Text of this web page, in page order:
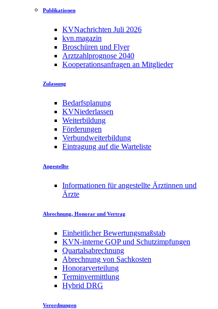
Publikationen
KVNachrichten Juli 2026
kvn.magazin
Broschüren und Flyer
Arztzahlprognose 2040
Kooperationsanfragen an Mitglieder
Zulassung
Bedarfsplanung
KVNiederlassen
Weiterbildung
Förderungen
Verbundweiterbildung
Eintragung auf die Warteliste
Angestellte
Informationen für angestellte Ärztinnen und
Ärzte
Abrechnung, Honorar und Vertrag
Einheitlicher Bewertungsmaßstab
KVN-interne GOP und Schutzimpfungen
Quartalsabrechnung
Abrechnung von Sachkosten
Honorarverteilung
Terminvermittlung
Hybrid DRG
Verordnungen